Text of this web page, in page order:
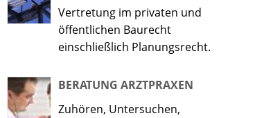
Vertretung im privaten und
öffentlichen Baurecht
einschließlich Planungsrecht.
BERATUNG ARZTPRAXEN
Zuhören, Untersuchen,